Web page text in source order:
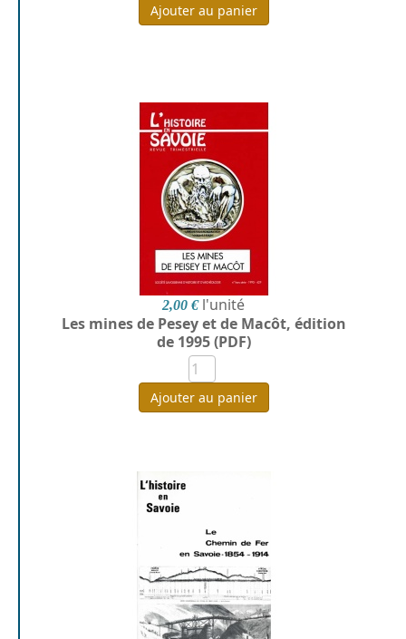
Ajouter au panier
2,00 € l'unité
Les mines de Pesey et de Macôt, édition
de 1995 (PDF)
Ajouter au panier